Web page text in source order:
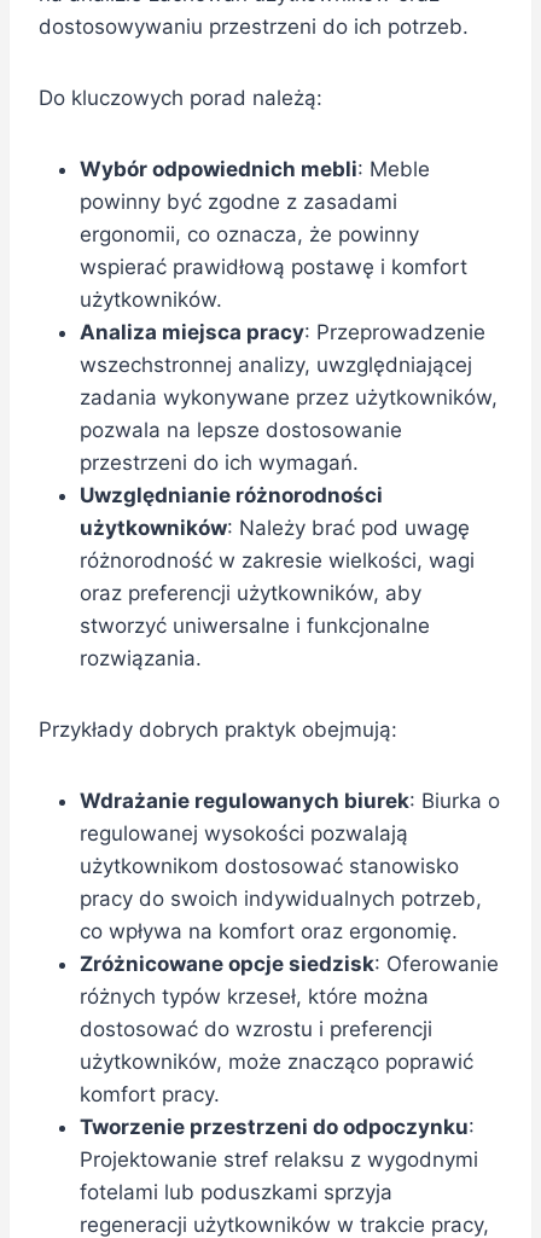
dostosowywaniu przestrzeni do ich potrzeb.
Do kluczowych porad należą:
Wybór odpowiednich mebli: Meble
powinny być zgodne z zasadami
ergonomii, co oznacza, że powinny
wspierać prawidłową postawę i komfort
użytkowników.
Analiza miejsca pracy: Przeprowadzenie
wszechstronnej analizy, uwzględniającej
zadania wykonywane przez użytkowników,
pozwala na lepsze dostosowanie
przestrzeni do ich wymagań.
Uwzględnianie różnorodności
użytkowników: Należy brać pod uwagę
różnorodność w zakresie wielkości, wagi
oraz preferencji użytkowników, aby
stworzyć uniwersalne i funkcjonalne
rozwiązania.
Przykłady dobrych praktyk obejmują:
Wdrażanie regulowanych biurek: Biurka o
regulowanej wysokości pozwalają
użytkownikom dostosować stanowisko
pracy do swoich indywidualnych potrzeb,
co wpływa na komfort oraz ergonomię.
Zróżnicowane opcje siedzisk: Oferowanie
różnych typów krzeseł, które można
dostosować do wzrostu i preferencji
użytkowników, może znacząco poprawić
komfort pracy.
Tworzenie przestrzeni do odpoczynku:
Projektowanie stref relaksu z wygodnymi
fotelami lub poduszkami sprzyja
regeneracji użytkowników w trakcie pracy,